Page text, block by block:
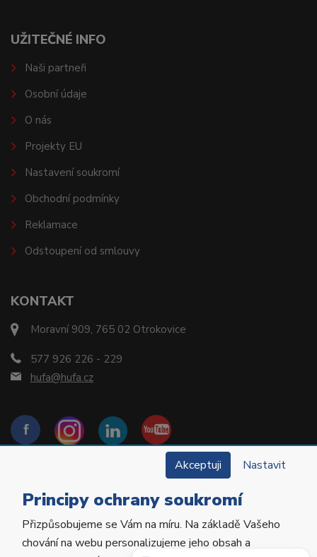
KONTAKT
Moravní 909, 765 02 Otrokovice
577 926 226 - 229
hufa@hufa.cz
UŽITEČNÉ INFO
Naši partneři
Osobní údaje
O nás
Projekty EU
Nastavení soukromí
Obchodní podmínky
Reklamace
Odstoupení od smlouvy
Copyright © 2022 Hu-Fa Dental a.s. Všechna práva
vyhrazena.
Akceptuji Nastavit
Principy ochrany soukromí
Přizpůsobujeme se Vám na míru. Na základě Vašeho
chování na webu personalizujeme jeho obsah a